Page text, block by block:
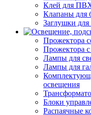
Клей для ПВХ
Клапаны для
Заглушки для
Прожектора
Прожектора
Лампы для
Лампы для
освещения
Блоки
Распаячные